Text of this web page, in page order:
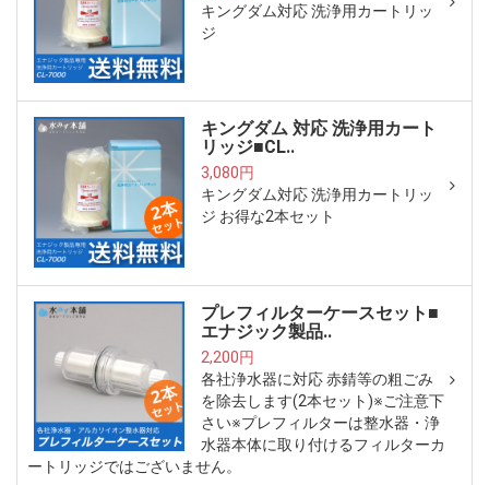
キングダム対応 洗浄用カートリッ
ジ
キングダム 対応 洗浄用カート
リッジ■CL..
3,080円
キングダム対応 洗浄用カートリッ
ジ お得な2本セット
プレフィルターケースセット■
エナジック製品..
2,200円
各社浄水器に対応 赤錆等の粗ごみ
を除去します(2本セット)※ご注意下
さい※プレフィルターは整水器・浄
水器本体に取り付けるフィルターカ
ートリッジではございません。